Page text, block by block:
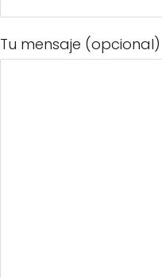
Tu mensaje (opcional)